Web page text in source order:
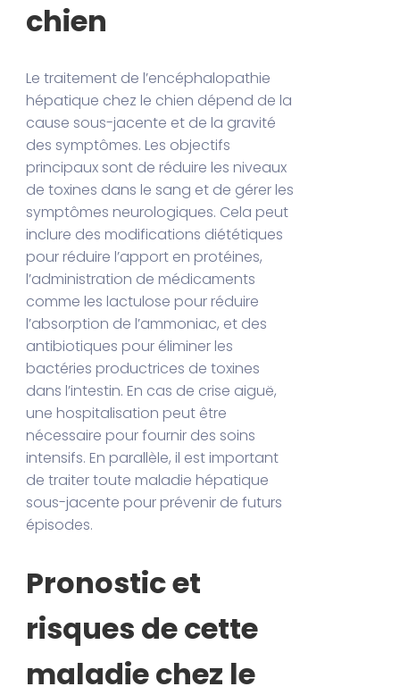
chien
Le traitement de l’encéphalopathie
hépatique chez le chien dépend de la
cause sous-jacente et de la gravité
des symptômes. Les objectifs
principaux sont de réduire les niveaux
de toxines dans le sang et de gérer les
symptômes neurologiques. Cela peut
inclure des modifications diététiques
pour réduire l’apport en protéines,
l’administration de médicaments
comme les lactulose pour réduire
l’absorption de l’ammoniac, et des
antibiotiques pour éliminer les
bactéries productrices de toxines
dans l’intestin. En cas de crise aiguë,
une hospitalisation peut être
nécessaire pour fournir des soins
intensifs. En parallèle, il est important
de traiter toute maladie hépatique
sous-jacente pour prévenir de futurs
épisodes.
Pronostic et
risques de cette
maladie chez le